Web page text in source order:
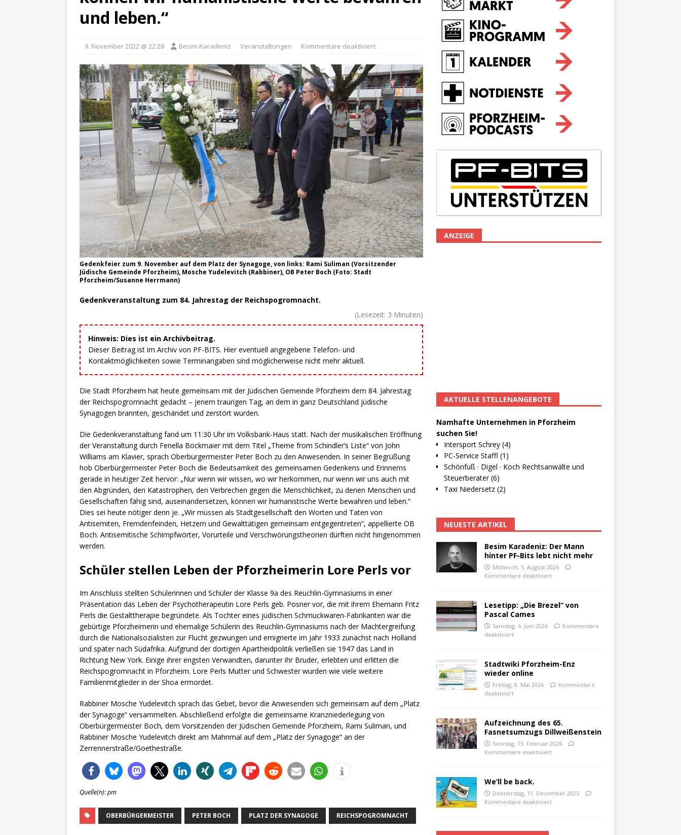
und leben.“
9. November 2022 @ 22:28 Besim Karadeniz Veranstaltungen Kommentare deaktiviert
Gedenkfeier zum 9. November auf dem Platz der Synagoge, von links: Rami Suliman (Vorsitzender
Jüdische Gemeinde Pforzheim), Mosche Yudelevitch (Rabbiner), OB Peter Boch (Foto: Stadt
Pforzheim/Susanne Herrmann)
Gedenkveranstaltung zum 84. Jahrestag der Reichspogromnacht.
(Lesezeit: 3 Minuten)
Hinweis: Dies ist ein Archivbeitrag.
Dieser Beitrag ist im Archiv von PF-BITS. Hier eventuell angegebene Telefon- und
Kontaktmöglichkeiten sowie Terminangaben sind möglicherweise nicht mehr aktuell.
Die Stadt Pforzheim hat heute gemeinsam mit der Jüdischen Gemeinde Pforzheim dem 84. Jahrestag
der Reichspogromnacht gedacht – jenem traurigen Tag, an dem in ganz Deutschland jüdische
Synagogen brannten, geschändet und zerstört wurden.
Die Gedenkveranstaltung fand um 11:30 Uhr im Volksbank-Haus statt. Nach der musikalischen Eröffnung
der Veranstaltung durch Fenella Bockmaier mit dem Titel „Theme from Schindler‘s Liste“ von John
Williams am Klavier, sprach Oberbürgermeister Peter Boch zu den Anwesenden. In seiner Begrüßung
hob Oberbürgermeister Peter Boch die Bedeutsamkeit des gemeinsamen Gedenkens und Erinnerns
gerade in heutiger Zeit hervor: „Nur wenn wir wissen, wo wir herkommen, nur wenn wir uns auch mit
den Abgründen, den Katastrophen, den Verbrechen gegen die Menschlichkeit, zu denen Menschen und
Gesellschaften fähig sind, auseinandersetzen, können wir humanistische Werte bewahren und leben.“
Dies sei heute nötiger denn je. „Wir müssen als Stadtgesellschaft den Worten und Taten von
Antisemiten, Fremdenfeinden, Hetzern und Gewalttätigen gemeinsam entgegentreten“, appellierte OB
Boch. Antisemitische Schimpfwörter, Vorurteile und Verschwörungstheorien dürften nicht hingenommen
werden.
Schüler stellen Leben der Pforzheimerin Lore Perls vor
Im Anschluss stellten Schülerinnen und Schüler der Klasse 9a des Reuchlin-Gymnasiums in einer
Präsentation das Leben der Psychotherapeutin Lore Perls geb. Posner vor, die mit ihrem Ehemann Fritz
Perls die Gestalttherapie begründete. Als Tochter eines jüdischen Schmuckwaren-Fabrikanten war die
gebürtige Pforzheimerin und ehemalige Schülerin des Reuchlin-Gymnasiums nach der Machtergreifung
durch die Nationalsozialisten zur Flucht gezwungen und emigrierte im Jahr 1933 zunächst nach Holland
und später nach Südafrika. Aufgrund der dortigen Apartheidpolitik verließen sie 1947 das Land in
Richtung New York. Einige ihrer engsten Verwandten, darunter ihr Bruder, erlebten und erlitten die
Reichspogromnacht in Pforzheim. Lore Perls Mutter und Schwester wurden wie viele weitere
Familienmitglieder in der Shoa ermordet.
Rabbiner Mosche Yudelevitch sprach das Gebet, bevor die Anwesenden sich gemeinsam auf dem „Platz
der Synagoge“ versammelten. Abschließend erfolgte die gemeinsame Kranzniederlegung von
Oberbürgermeister Boch, dem Vorsitzenden der Jüdischen Gemeinde Pforzheim, Rami Suliman, und
Rabbiner Mosche Yudelevitch direkt am Mahnmal auf dem „Platz der Synagoge“ an der
Zerrennerstraße/Goethestraße.
Quelle(n): pm
OBERBÜRGERMEISTER PETER BOCH PLATZ DER SYNAGOGE REICHSPOGROMNACHT
ANZEIGE
AKTUELLE STELLENANGEBOTE
Namhafte Unternehmen in Pforzheim
suchen Sie!
Intersport Schrey (4)
PC-Service Staffl (1)
Schönfuß · Digel · Koch Rechtsanwälte und
Steuerberater (6)
Taxi Niedersetz (2)
NEUESTE ARTIKEL
Besim Karadeniz: Der Mann
hinter PF-Bits lebt nicht mehr
Mittwoch, 5. August 2026
Kommentare deaktiviert
Lesetipp: „Die Brezel“ von
Pascal Cames
Samstag, 6. Juni 2026
Kommentare
deaktiviert
Stadtwiki Pforzheim-Enz
wieder online
Freitag, 8. Mai 2026
Kommentare
deaktiviert
Aufzeichnung des 65.
Fasnetsumzugs Dillweißenstein
Sonntag, 15. Februar 2026
Kommentare deaktiviert
We’ll be back.
Donnerstag, 11. Dezember 2025
Kommentare deaktiviert